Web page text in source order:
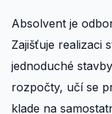
Absolvent je
Zajišťuje realizaci
jednoduché
rozpočty, učí se
klade na